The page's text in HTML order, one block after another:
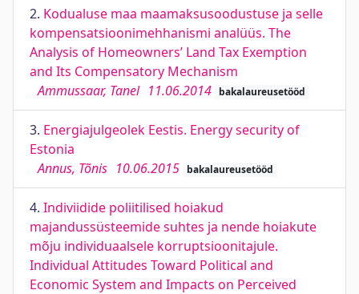
2. Kodualuse maa maamaksusoodustuse ja selle
kompensatsioonimehhanismi analüüs. The
Analysis of Homeowners’ Land Tax Exemption
and Its Compensatory Mechanism
Ammussaar, Tanel 11.06.2014 bakalaureusetööd
3. Energiajulgeolek Eestis. Energy security of
Estonia
Annus, Tõnis 10.06.2015 bakalaureusetööd
4. Indiviidide poliitilised hoiakud
majandussüsteemide suhtes ja nende hoiakute
mõju individuaalsele korruptsioonitajule.
Individual Attitudes Toward Political and
Economic System and Impacts on Perceived